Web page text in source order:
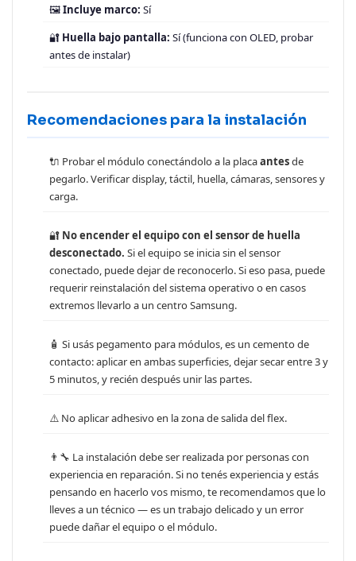
🖼️Incluye marco: Sí
🔐 Huella bajo pantalla: Sí (funciona con OLED, probar
antes de instalar)
Recomendaciones para la instalación
🔌 Probar el módulo conectándolo a la placaantesde
pegarlo. Verificar display, táctil, huella, cámaras, sensores y
carga.
🔐 No encender el equipo con el sensor de huella
desconectado. Si el equipo se inicia sin el sensor
conectado, puede dejar de reconocerlo. Si eso pasa, puede
requerir reinstalación del sistema operativo o en casos
extremos llevarlo a un centro Samsung.
🧴 Si usás pegamento para módulos, es un cemento de
contacto: aplicar en ambas superficies, dejar secar entre 3 y
5 minutos, y recién después unir las partes.
⚠️ No aplicar adhesivo en la zona de salida del flex.
👨‍🔧 La instalación debe ser realizada por personas con
experiencia en reparación. Si no tenés experiencia y estás
pensando en hacerlo vos mismo, te recomendamos que lo
lleves a un técnico — es un trabajo delicado y un error
puede dañar el equipo o el módulo.